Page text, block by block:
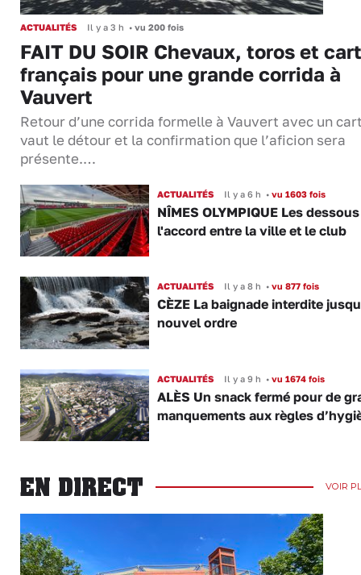
ACTUALITÉS Il y a 3 h • vu 200 fois
FAIT DU SOIR Chevaux, toros et
français pour une grande corrida à
Vauvert
Retour d’une corrida formelle à Vauvert avec un
vaut le détour et la confirmation que l’aficion sera
présente.…
ACTUALITÉS Il y a 6 h •vu 1603 fois
NÎMES OLYMPIQUE Les
l'accord entre la ville et le club
ACTUALITÉS Il y a 8 h •vu 877 fois
CÈZE La baignade interdite
nouvel ordre
ACTUALITÉS Il y a 9 h •vu 1674 fois
ALÈS Un snack fermé pour de
manquements aux règles
EN DIRECT VOIR